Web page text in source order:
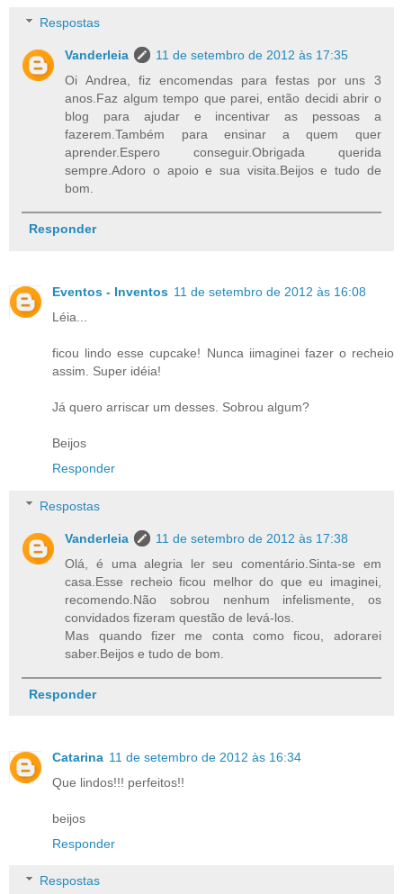
Respostas
Vanderleia
11 de setembro de 2012 às 17:35
Oi Andrea, fiz encomendas para festas por uns 3
anos.Faz algum tempo que parei, então decidi abrir o
blog para ajudar e incentivar as pessoas a
fazerem.Também para ensinar a quem quer
aprender.Espero conseguir.Obrigada querida
sempre.Adoro o apoio e sua visita.Beijos e tudo de
bom.
Responder
Eventos - Inventos 11 de setembro de 2012 às 16:08
Léia...
ficou lindo esse cupcake! Nunca iimaginei fazer o recheio
assim. Super idéia!
Já quero arriscar um desses. Sobrou algum?
Beijos
Responder
Respostas
Vanderleia
11 de setembro de 2012 às 17:38
Olá, é uma alegria ler seu comentário.Sinta-se em
casa.Esse recheio ficou melhor do que eu imaginei,
recomendo.Não sobrou nenhum infelismente, os
convidados fizeram questão de levá-los.
Mas quando fizer me conta como ficou, adorarei
saber.Beijos e tudo de bom.
Responder
Catarina 11 de setembro de 2012 às 16:34
Que lindos!!! perfeitos!!
beijos
Responder
Respostas